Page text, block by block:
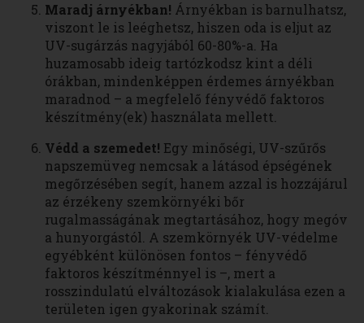
Maradj árnyékban! Árnyékban is barnulhatsz,
viszont le is leéghetsz, hiszen oda is eljut az
UV-sugárzás nagyjából 60-80%-a. Ha
huzamosabb ideig tartózkodsz kint a déli
órákban, mindenképpen érdemes árnyékban
maradnod – a megfelelő fényvédő faktoros
készítmény(ek) használata mellett.
Védd a szemedet! Egy minőségi, UV-szűrős
napszemüveg nemcsak a látásod épségének
megőrzésében segít, hanem azzal is hozzájárul
az érzékeny szemkörnyéki bőr
rugalmasságának megtartásához, hogy megóv
a hunyorgástól. A szemkörnyék UV-védelme
egyébként különösen fontos – fényvédő
faktoros készítménnyel is –, mert a
rosszindulatú elváltozások kialakulása ezen a
területen igen gyakorinak számít.